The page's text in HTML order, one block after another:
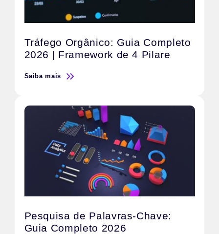
Tráfego Orgânico: Guia Completo
2026 | Framework de 4 Pilare
Saiba mais
Pesquisa de Palavras-Chave:
Guia Completo 2026